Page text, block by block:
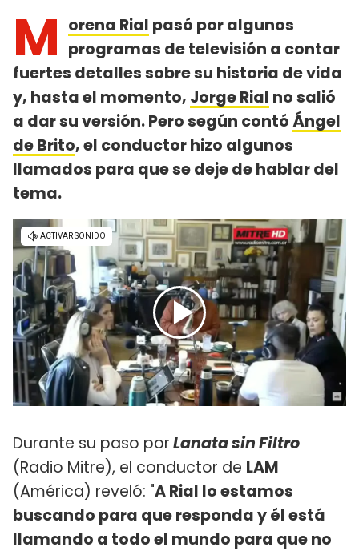
M orena Rial pasó por algunos
programas de televisión a contar
fuertes detalles sobre su historia de vida
y, hasta el momento, Jorge Rial no salió
a dar su versión. Pero según contóÁngel
de Brito, el conductor hizo algunos
llamados para que se deje de hablar del
tema.
Durante su paso porLanata sin Filtro
(Radio Mitre), el conductor de LAM
(América) reveló: "A Rial lo estamos
buscando para que responda y él está
llamando a todo el mundo para que no